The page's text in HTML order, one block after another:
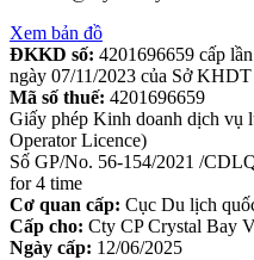
Xem bản đồ
ĐKKD số: 4201696659 cấp
ngày 07/11/2023 của Sở
Mã số thuế: 4201696659
Giấy phép Kinh doanh dịch vụ
Operator Licence)
Số GP/No. 56-154/2021 /
for 4 time
Cơ quan cấp: Cục Du lịch
Cấp cho: Cty CP Crystal Bay
Ngày cấp: 12/06/2025